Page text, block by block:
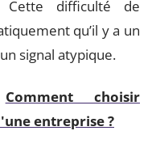
Cette difficulté de
qu’il y a un
signal atypique.
Comment choisir
entreprise ?